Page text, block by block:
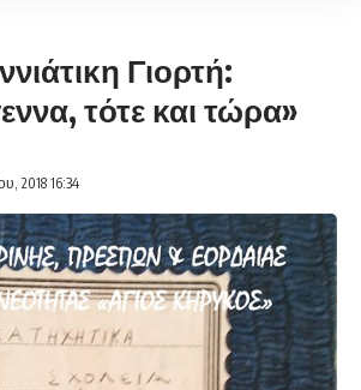
Γιορτή:
τότε και τώρα»
2018 16:34